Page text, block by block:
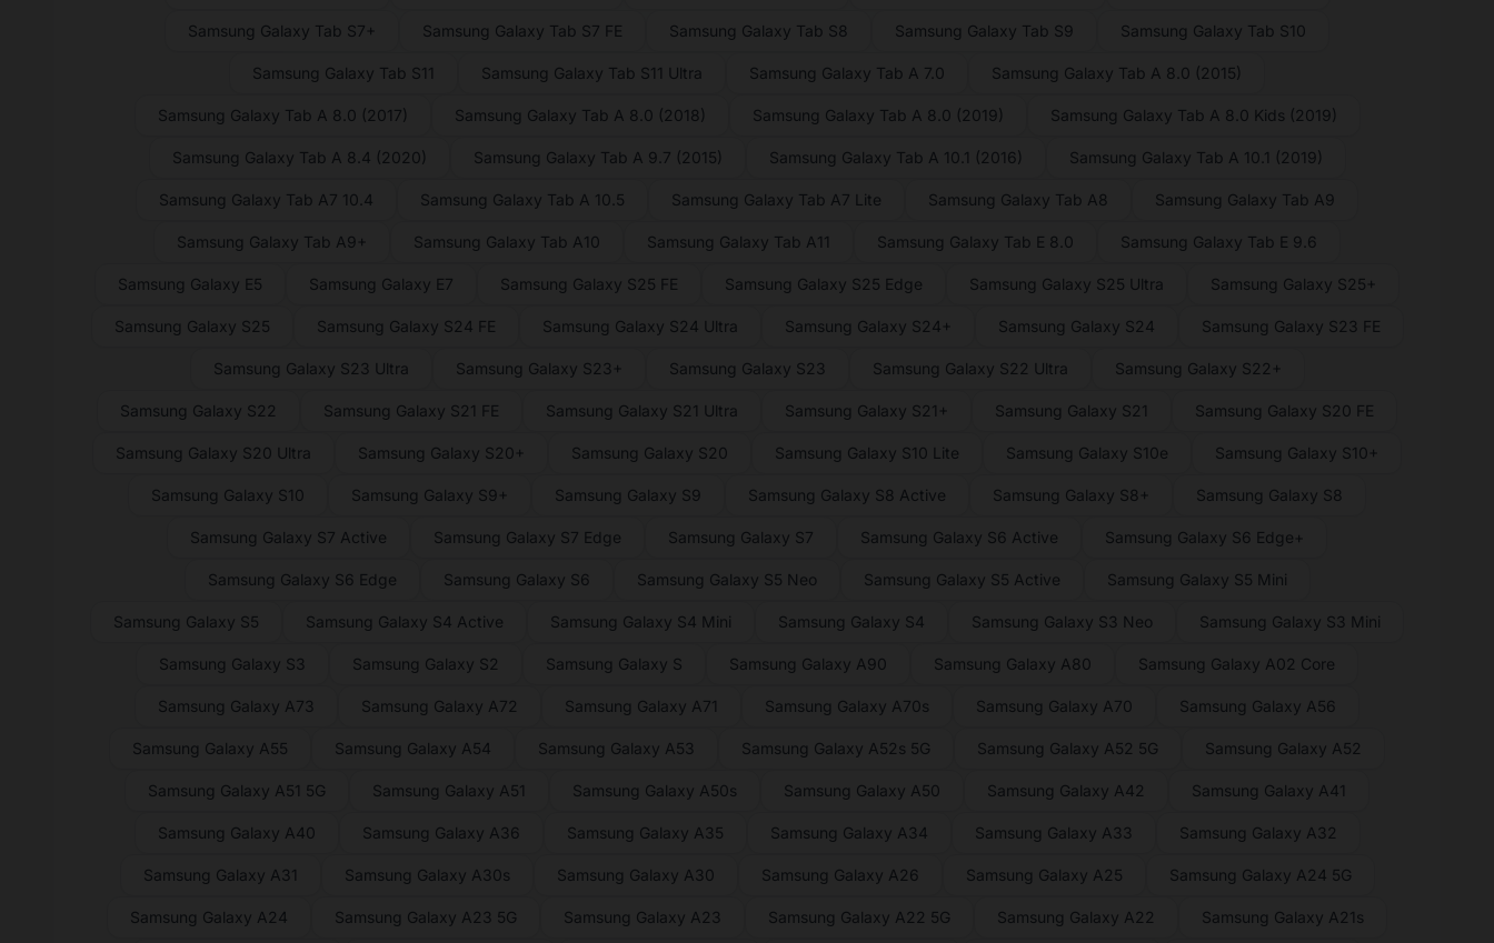
Samsung Galaxy Tab S7+ Samsung Galaxy Tab S7 FE Samsung Galaxy Tab S8 Samsung Galaxy Tab S9 Samsung Galaxy Tab S10
Samsung Galaxy Tab S11 Samsung Galaxy Tab S11 Ultra Samsung Galaxy Tab A 7.0 Samsung Galaxy Tab A 8.0 (2015)
Samsung Galaxy Tab A 8.0 (2017) Samsung Galaxy Tab A 8.0 (2018) Samsung Galaxy Tab A 8.0 (2019) Samsung Galaxy Tab A 8.0 Kids (2019)
Samsung Galaxy Tab A 8.4 (2020) Samsung Galaxy Tab A 9.7 (2015) Samsung Galaxy Tab A 10.1 (2016) Samsung Galaxy Tab A 10.1 (2019)
Samsung Galaxy Tab A7 10.4 Samsung Galaxy Tab A 10.5 Samsung Galaxy Tab A7 Lite Samsung Galaxy Tab A8 Samsung Galaxy Tab A9
Samsung Galaxy Tab A9+ Samsung Galaxy Tab A10 Samsung Galaxy Tab A11 Samsung Galaxy Tab E 8.0 Samsung Galaxy Tab E 9.6
Samsung Galaxy E5 Samsung Galaxy E7 Samsung Galaxy S25 FE Samsung Galaxy S25 Edge Samsung Galaxy S25 Ultra Samsung Galaxy S25+
Samsung Galaxy S25 Samsung Galaxy S24 FE Samsung Galaxy S24 Ultra Samsung Galaxy S24+ Samsung Galaxy S24 Samsung Galaxy S23 FE
Samsung Galaxy S23 Ultra Samsung Galaxy S23+ Samsung Galaxy S23 Samsung Galaxy S22 Ultra Samsung Galaxy S22+
Samsung Galaxy S22 Samsung Galaxy S21 FE Samsung Galaxy S21 Ultra Samsung Galaxy S21+ Samsung Galaxy S21 Samsung Galaxy S20 FE
Samsung Galaxy S20 Ultra Samsung Galaxy S20+ Samsung Galaxy S20 Samsung Galaxy S10 Lite Samsung Galaxy S10e Samsung Galaxy S10+
Samsung Galaxy S10 Samsung Galaxy S9+ Samsung Galaxy S9 Samsung Galaxy S8 Active Samsung Galaxy S8+ Samsung Galaxy S8
Samsung Galaxy S7 Active Samsung Galaxy S7 Edge Samsung Galaxy S7 Samsung Galaxy S6 Active Samsung Galaxy S6 Edge+
Samsung Galaxy S6 Edge Samsung Galaxy S6 Samsung Galaxy S5 Neo Samsung Galaxy S5 Active Samsung Galaxy S5 Mini
Samsung Galaxy S5 Samsung Galaxy S4 Active Samsung Galaxy S4 Mini Samsung Galaxy S4 Samsung Galaxy S3 Neo Samsung Galaxy S3 Mini
Samsung Galaxy S3 Samsung Galaxy S2 Samsung Galaxy S Samsung Galaxy A90 Samsung Galaxy A80 Samsung Galaxy A02 Core
Samsung Galaxy A73 Samsung Galaxy A72 Samsung Galaxy A71 Samsung Galaxy A70s Samsung Galaxy A70 Samsung Galaxy A56
Samsung Galaxy A55 Samsung Galaxy A54 Samsung Galaxy A53 Samsung Galaxy A52s 5G Samsung Galaxy A52 5G Samsung Galaxy A52
Samsung Galaxy A51 5G Samsung Galaxy A51 Samsung Galaxy A50s Samsung Galaxy A50 Samsung Galaxy A42 Samsung Galaxy A41
Samsung Galaxy A40 Samsung Galaxy A36 Samsung Galaxy A35 Samsung Galaxy A34 Samsung Galaxy A33 Samsung Galaxy A32
Samsung Galaxy A31 Samsung Galaxy A30s Samsung Galaxy A30 Samsung Galaxy A26 Samsung Galaxy A25 Samsung Galaxy A24 5G
Samsung Galaxy A24 Samsung Galaxy A23 5G Samsung Galaxy A23 Samsung Galaxy A22 5G Samsung Galaxy A22 Samsung Galaxy A21s